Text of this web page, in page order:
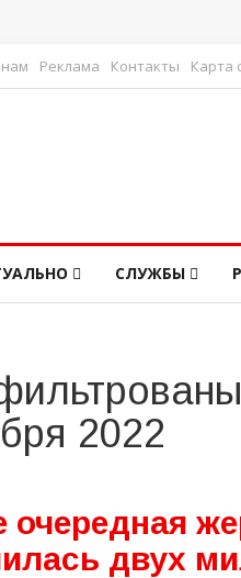
Реклама Контакты Карта
СЛУЖБЫ
2022
очередная
двух